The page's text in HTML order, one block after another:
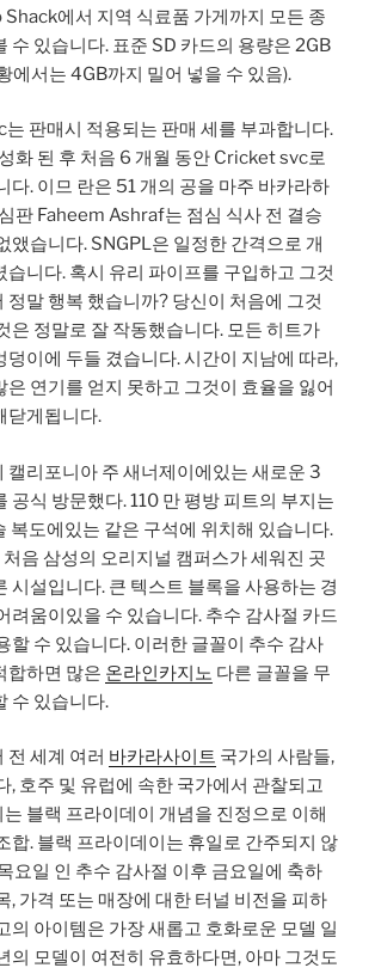
Shack에서 지역 식료품 가게까지 모든 종
수 있습니다. 표준 SD 카드의 용량은 2GB
에서는 4GB까지 밀어 넣을 수 있음).
는 판매시 적용되는 판매 세를 부과합니다.
화 된 후 처음 6 개월 동안 Cricket svc로
다. 이므 란은 51 개의 공을 마주 바카라하
판 Faheem Ashraf는 점심 식사 전 결승
앴습니다. SNGPL은 일정한 간격으로 개
습니다. 혹시 유리 파이프를 구입하고 그것
정말 행복 했습니까? 당신이 처음에 그것
은 정말로 잘 작동했습니다. 모든 히트가
덩이에 두들 겼습니다. 시간이 지남에 따라,
은 연기를 얻지 못하고 그것이 효율을 잃어
닫게됩니다.
캘리포니아 주 새너제이에있는 새로운 3
공식 방문했다. 110 만 평방 피트의 부지는
복도에있는 같은 구석에 위치해 있습니다.
음 삼성의 오리지널 캠퍼스가 세워진 곳
시설입니다. 큰 텍스트 블록을 사용하는 경
려움이있을 수 있습니다. 추수 감사절 카드
할 수 있습니다. 이러한 글꼴이 추수 감사
합하면 많은 온라인카지노 다른 글꼴을 무
수 있습니다.
전 세계 여러 바카라사이트 국가의 사람들,
, 호주 및 유럽에 속한 국가에서 관찰되고
블랙 프라이데이 개념을 진정으로 이해
합. 블랙 프라이데이는 휴일로 간주되지 않
요일 인 추수 감사절 이후 금요일에 축하
, 가격 또는 매장에 대한 터널 비전을 피하
의 아이템은 가장 새롭고 호화로운 모델 일
의 모델이 여전히 유효하다면, 아마 그것도